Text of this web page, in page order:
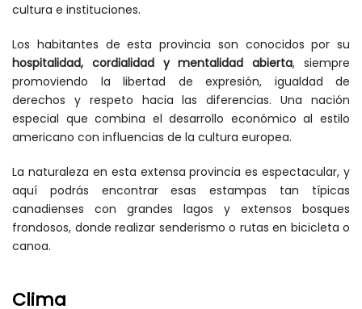
cultura e instituciones.
Los habitantes de esta provincia son conocidos por su
hospitalidad, cordialidad y mentalidad abierta, siempre
promoviendo la libertad de expresión, igualdad de
derechos y respeto hacia las diferencias. Una nación
especial que combina el desarrollo económico al estilo
americano con influencias de la cultura europea.
La naturaleza en esta extensa provincia es espectacular, y
aquí podrás encontrar esas estampas tan típicas
canadienses con grandes lagos y extensos bosques
frondosos, donde realizar senderismo o rutas en bicicleta o
canoa.
Clima